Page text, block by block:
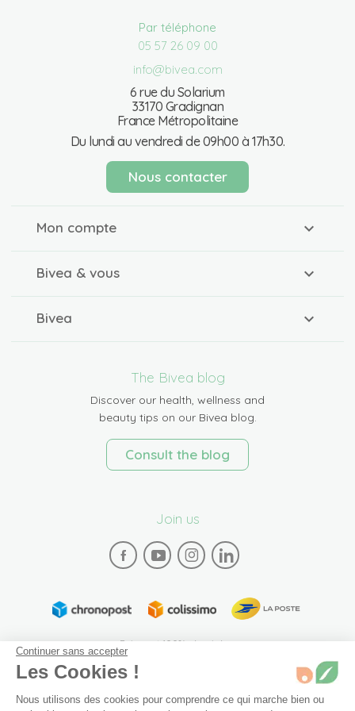
Par téléphone
05 57 26 09 00
info@bivea.com
6 rue du Solarium
33170 Gradignan
France Métropolitaine
Du lundi au vendredi de 09h00 à 17h30.
Nous contacter
Mon compte
Bivea & vous
Bivea
The Bivea blog
Discover our health, wellness and
beauty tips on our Bivea blog.
Consult the blog
Join us
Paiement 100% sécurisé
Continuer sans accepter
Les Cookies !
Nous utilisons des cookies pour comprendre ce qui marche bien ou